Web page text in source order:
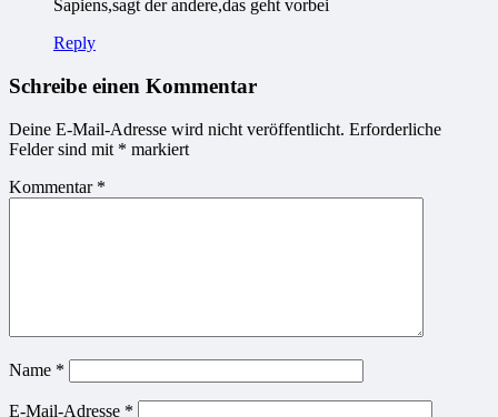
Sapiens,sagt der andere,das geht vorbei
Reply
Schreibe einen Kommentar
Deine E-Mail-Adresse wird nicht veröffentlicht. Erforderliche
Felder sind mit * markiert
Kommentar *
Name *
E-Mail-Adresse *